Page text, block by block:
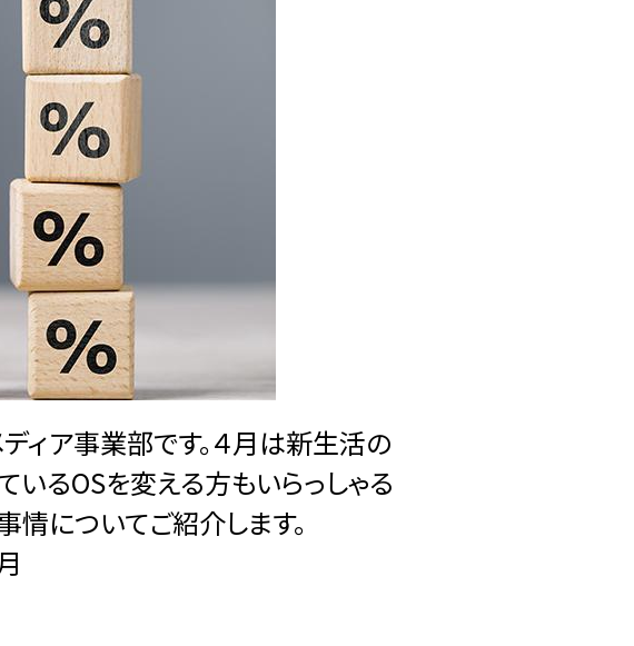
ィア事業部です。４月は新生活の
いるOSを変える方もいらっしゃる
情についてご紹介します。